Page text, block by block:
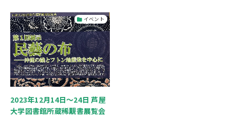
イベント
2023年12月14日～24日 芦屋
大学図書館所蔵稀覯書展覧会